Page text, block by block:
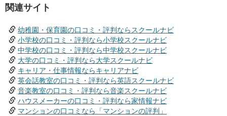
関連サイト
幼稚園・保育園の口コミ・評判ならスクールナビ
小学校の口コミ・評判なら小学校スクールナビ
中学校の口コミ・評判なら中学校スクールナビ
大学の口コミ・評判なら大学スクールナビ
キャリア・仕事情報ならキャリアナビ
英会話教室の口コミ・評判なら英語スクールナビ
音楽教室の口コミ・評判なら音楽スクールナビ
ハウスメーカーの口コミ・評判なら家情報ナビ
マンションの口コミなら「マンションの評判」